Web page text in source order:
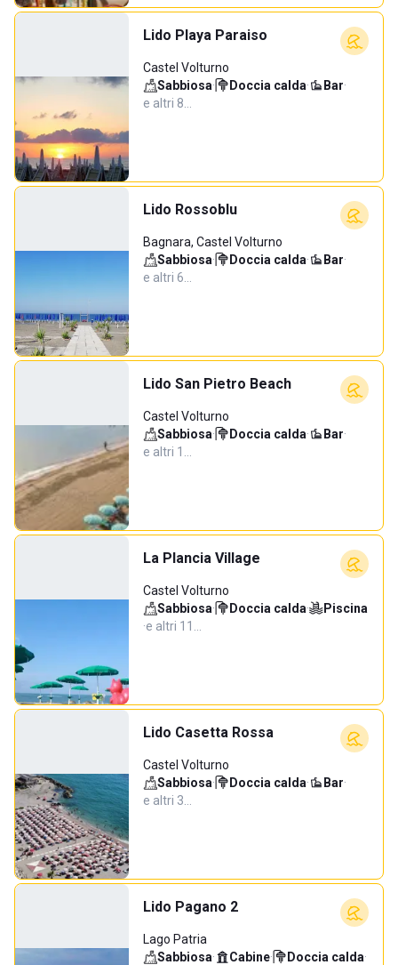
Lido Playa Paraiso
Castel Volturno
Sabbiosa· Doccia calda· Bar·
e altri 8…
Lido Rossoblu
Bagnara, Castel Volturno
Sabbiosa· Doccia calda· Bar·
e altri 6…
Lido San Pietro Beach
Castel Volturno
Sabbiosa· Doccia calda· Bar·
e altri 1…
La Plancia Village
Castel Volturno
Sabbiosa· Doccia calda·
Piscina
·e altri 11…
Lido Casetta Rossa
Castel Volturno
Sabbiosa· Doccia calda· Bar·
e altri 3…
Lido Pagano 2
Lago Patria
Sabbiosa· Cabine· Doccia calda·